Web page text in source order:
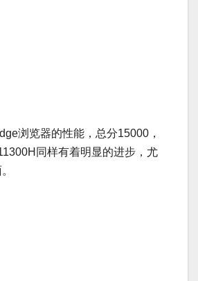
浏览器的性能，总分15000，
同样有着明显的进步，尤